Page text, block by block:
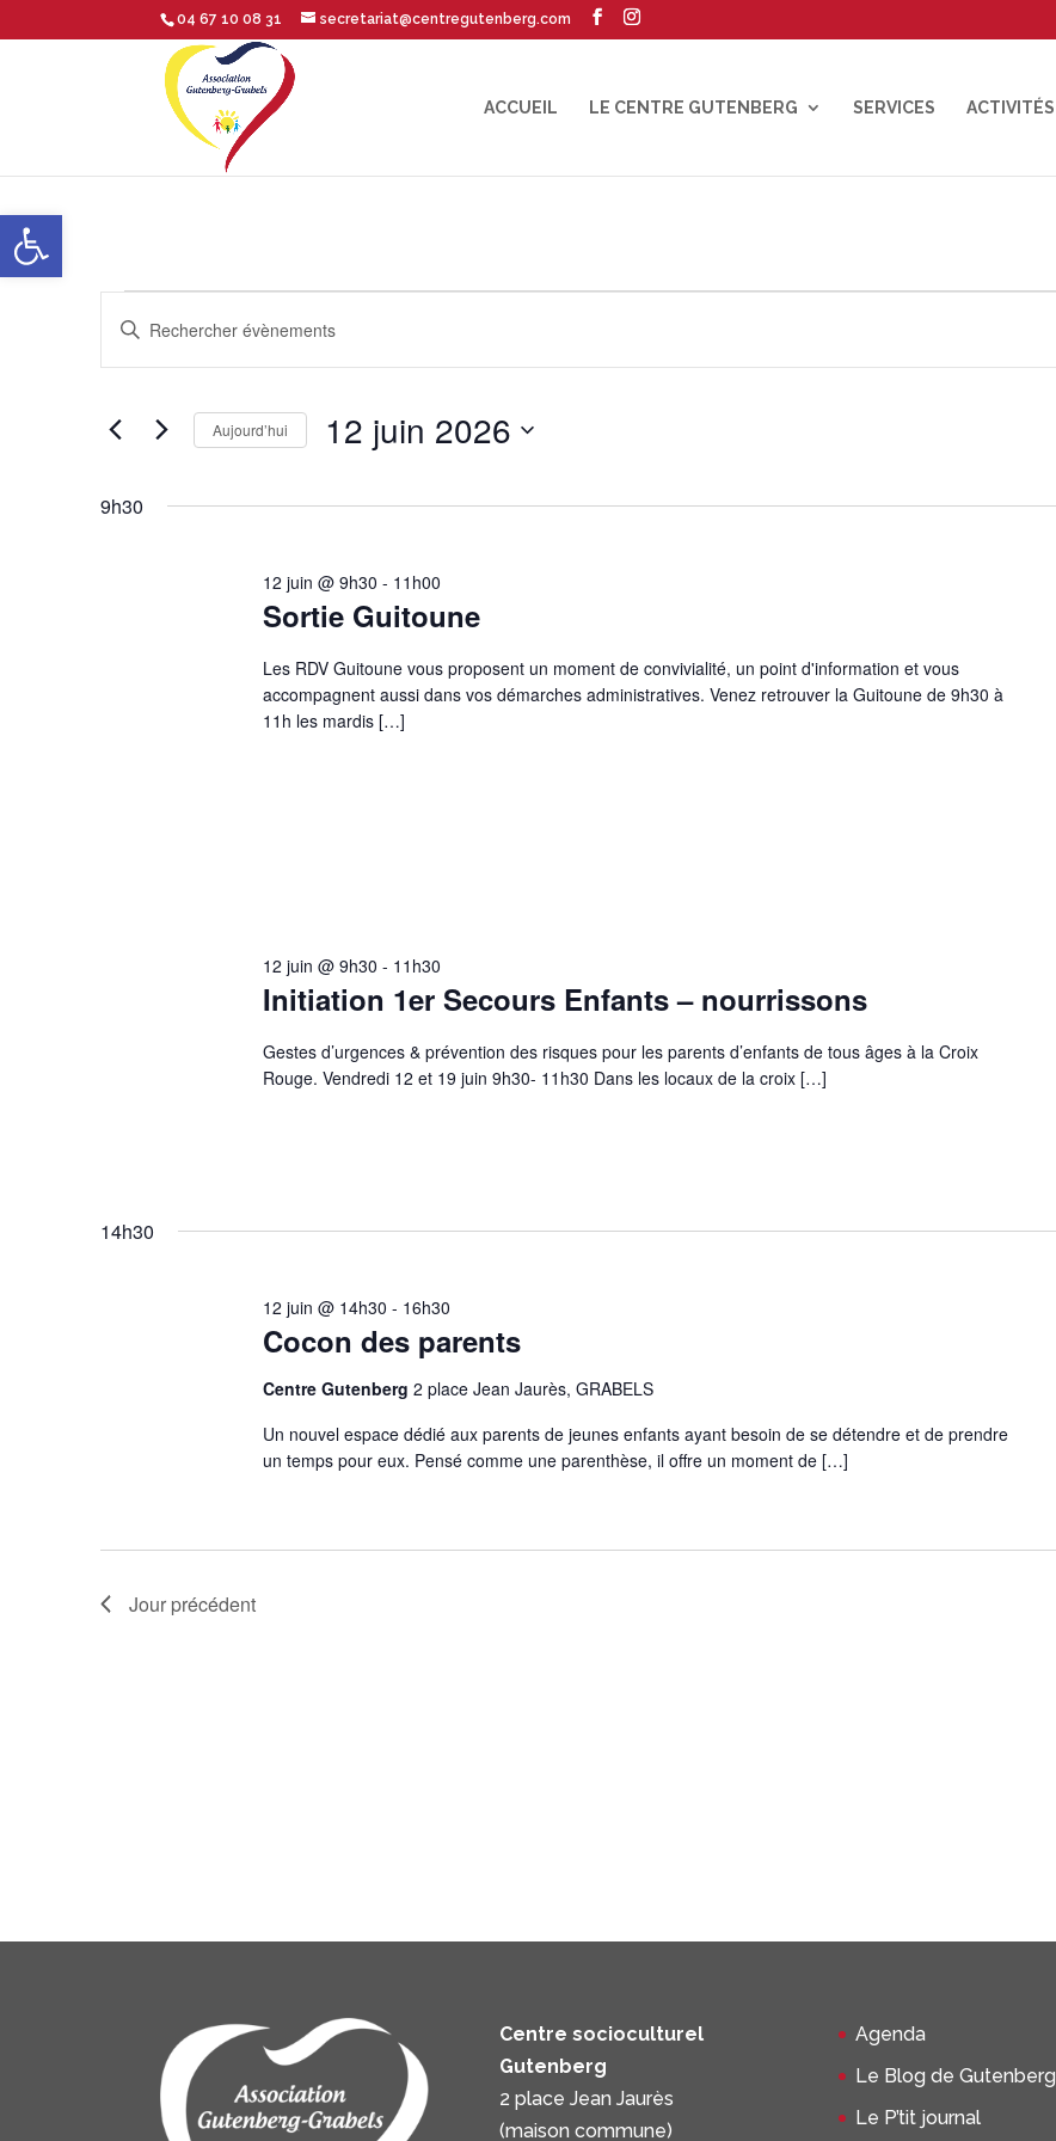
Ouvrir la barre d’outils
04 67 10 08 31 secretariat@centregutenberg.com
ACCUEIL LE CENTRE GUTENBERG SERVICES ACTIVITÉS
Évènements
for
12
Recherche
et
navigation
de
Évènements
Saisir
Rechercher
Évènements
mot-
Aujourd’hui 12 juin 2026
une
9h30
Sortie Guitoune
12 juin @ 9h30 - 11h00
Les RDV Guitoune vous proposent un moment de convivialité, un point d'information et vous
accompagnent aussi dans vos démarches administratives. Venez retrouver la Guitoune de 9h30 à
11h les mardis […]
Initiation 1er Secours Enfants – nourrissons
12 juin @ 9h30 - 11h30
Gestes d’urgences & prévention des risques pour les parents d’enfants de tous âges à la Croix
Rouge. Vendredi 12 et 19 juin 9h30- 11h30 Dans les locaux de la croix […]
14h30
Cocon des parents
12 juin @ 14h30 - 16h30
Centre Gutenberg 2 place Jean Jaurès, GRABELS
Un nouvel espace dédié aux parents de jeunes enfants ayant besoin de se détendre et de prendre
un temps pour eux. Pensé comme une parenthèse, il offre un moment de […]
Jour précédent
Centre socioculturel
Gutenberg
2 place Jean Jaurès
(maison commune)
Agenda
Le Blog de Gutenberg
Le P’tit journal